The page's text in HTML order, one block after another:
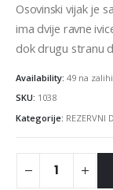
Osovinski vijak je
ima dvije ravne
dok drugu stranu
Availability: 49 na zalihi
SKU: 1038
Kategorije: REZERVNI